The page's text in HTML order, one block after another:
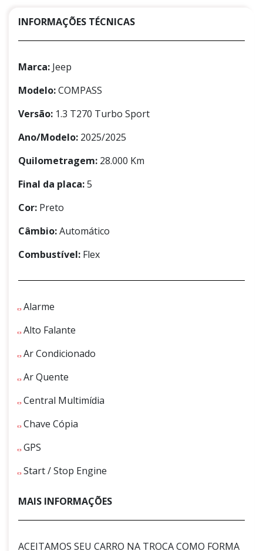
INFORMAÇÕES TÉCNICAS
Marca: Jeep
Modelo:COMPASS
Versão: 1.3 T270 Turbo Sport
Ano/Modelo: 2025/2025
Quilometragem: 28.000 Km
Final da placa:5
Cor: Preto
Câmbio:Automático
Combustível: Flex
Alarme
Alto Falante
Ar Condicionado
Ar Quente
Central Multimídia
Chave Cópia
GPS
Start / Stop Engine
MAIS INFORMAÇÕES
ACEITAMOS SEU CARRO NA TROCA COMO FORMA